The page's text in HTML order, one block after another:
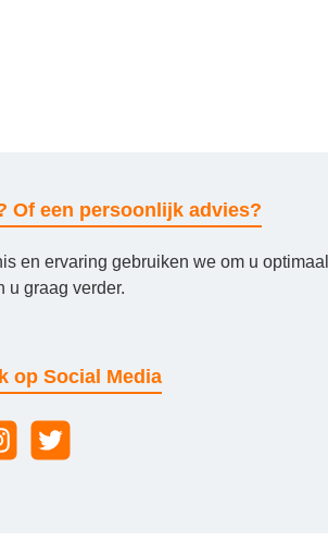
Of een persoonlijk advies?
ervaring gebruiken we om u
u graag verder.
op Social Media